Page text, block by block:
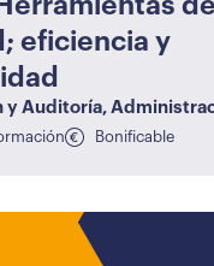
eficiencia y
y Auditoría,
Bonificable